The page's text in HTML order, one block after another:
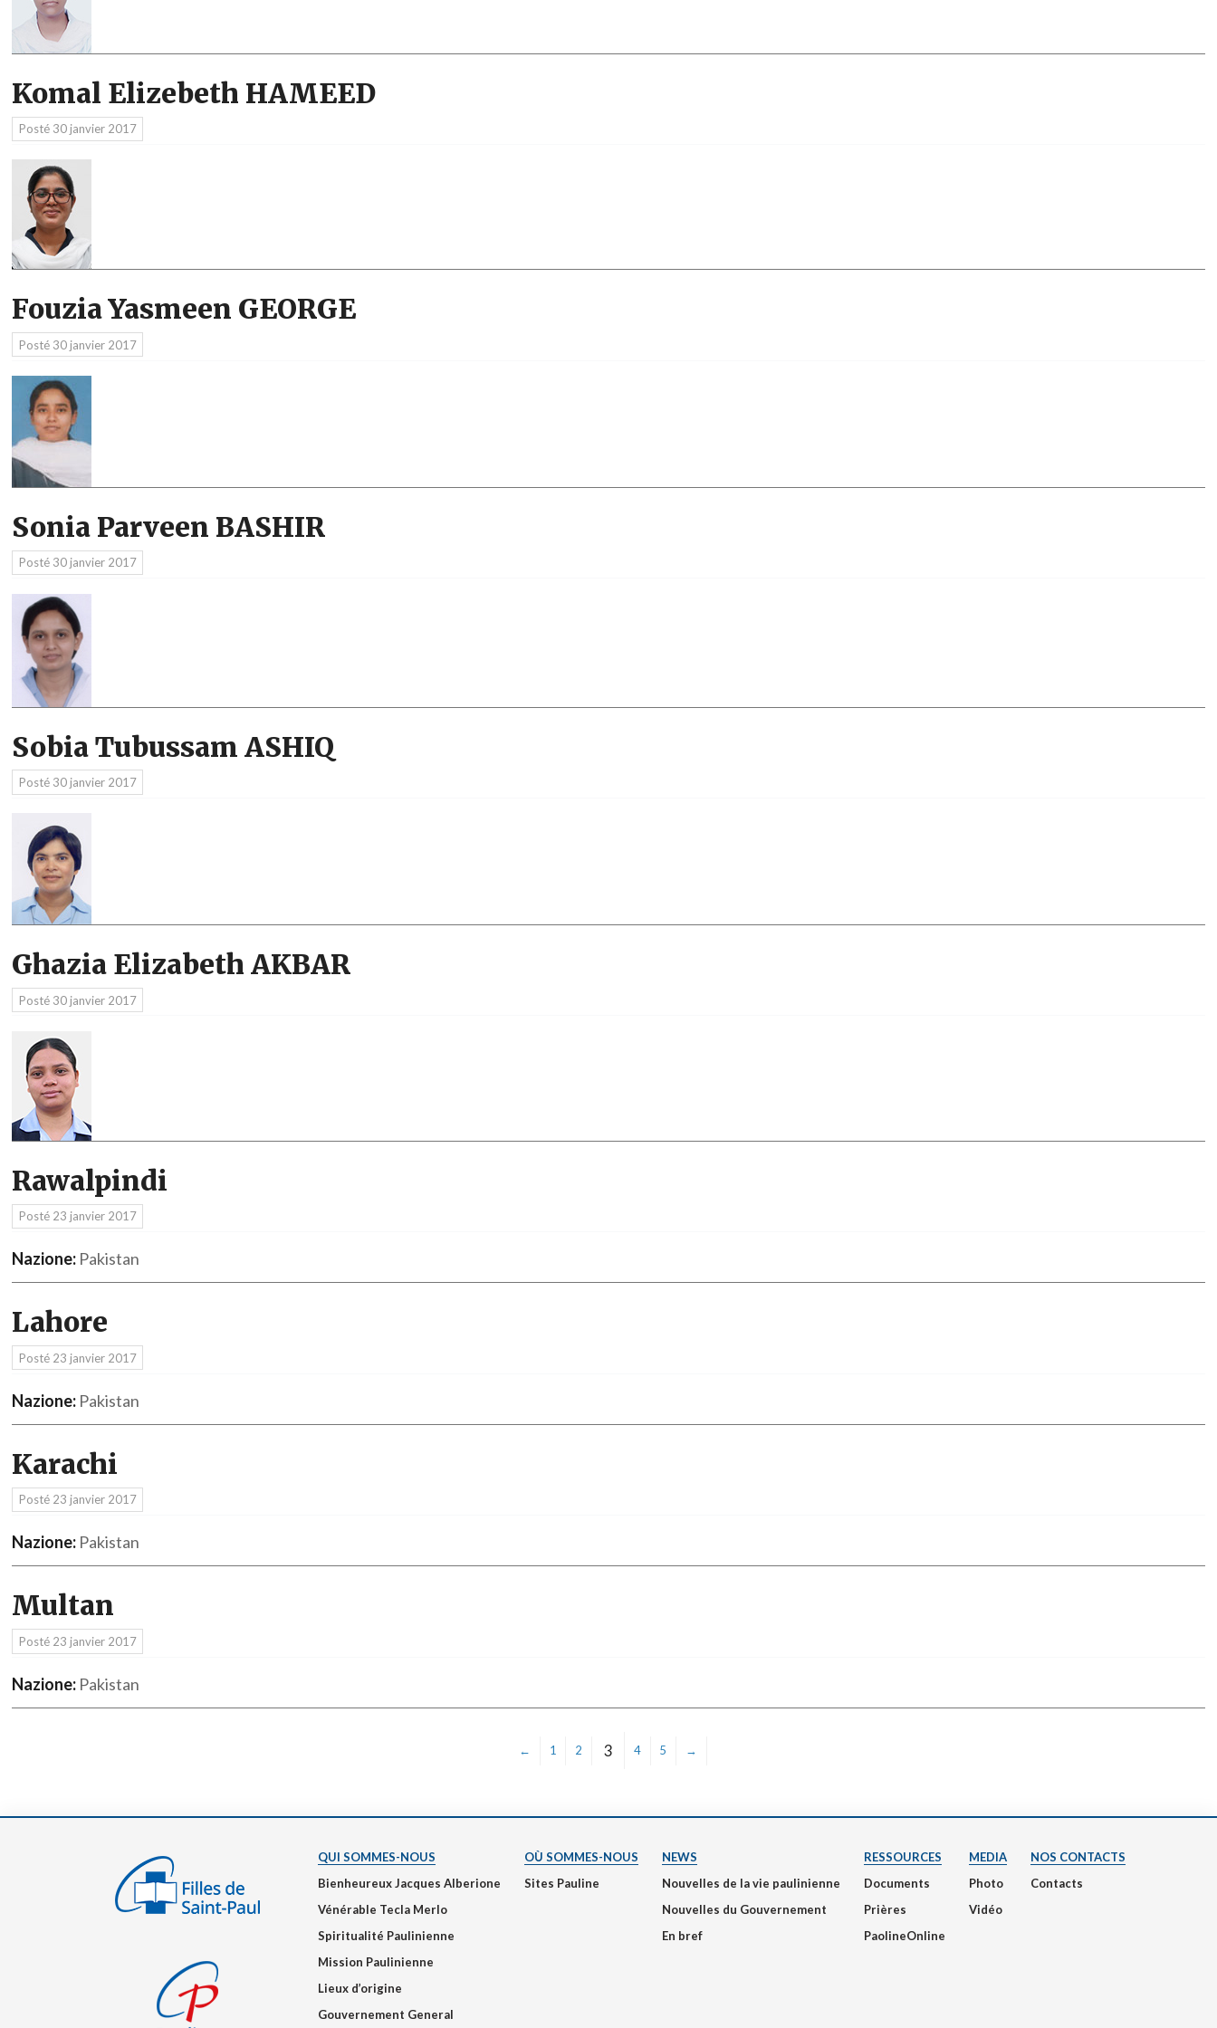
Komal Elizebeth HAMEED
Posté 30 janvier 2017
Fouzia Yasmeen GEORGE
Posté 30 janvier 2017
Sonia Parveen BASHIR
Posté 30 janvier 2017
Sobia Tubussam ASHIQ
Posté 30 janvier 2017
Ghazia Elizabeth AKBAR
Posté 30 janvier 2017
Rawalpindi
Posté 23 janvier 2017
Nazione: Pakistan
Lahore
Posté 23 janvier 2017
Nazione: Pakistan
Karachi
Posté 23 janvier 2017
Nazione: Pakistan
Multan
Posté 23 janvier 2017
Nazione: Pakistan
← 1 2 3 4 5 →
QUI SOMMES-NOUS
Bienheureux Jacques Alberione
Vénérable Tecla Merlo
Spiritualité Paulinienne
Mission Paulinienne
Lieux d’origine
Gouvernement General
OÙ SOMMES-NOUS
Sites Pauline
NEWS
Nouvelles de la vie paulinienne
Nouvelles du Gouvernement
En bref
RESSOURCES
Documents
Prières
PaolineOnline
MEDIA
Photo
Vidéo
NOS CONTACTS
Contacts